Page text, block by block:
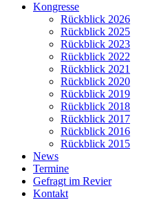
Kongresse
Rückblick 2026
Rückblick 2025
Rückblick 2023
Rückblick 2022
Rückblick 2021
Rückblick 2020
Rückblick 2019
Rückblick 2018
Rückblick 2017
Rückblick 2016
Rückblick 2015
News
Termine
Gefragt im Revier
Kontakt